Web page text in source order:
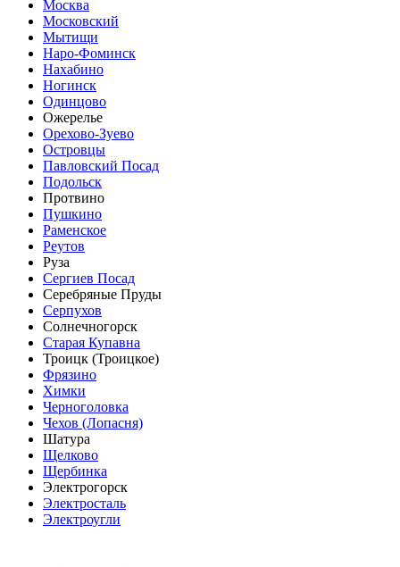
Москва
Московский
Мытищи
Наро-Фоминск
Нахабино
Ногинск
Одинцово
Ожерелье
Орехово-Зуево
Островцы
Павловский Посад
Подольск
Протвино
Пушкино
Раменское
Реутов
Руза
Сергиев Посад
Серебряные Пруды
Серпухов
Солнечногорск
Старая Купавна
Троицк (Троицкое)
Фрязино
Химки
Черноголовка
Чехов (Лопасня)
Шатура
Щелково
Щербинка
Электрогорск
Электросталь
Электроугли